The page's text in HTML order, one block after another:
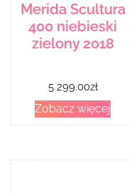
Merida Scultura
400 niebieski
zielony 2018
5 299.00zł
Zobacz więcej